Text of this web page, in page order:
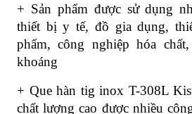
+ Sản phẩm được sử dụng
thiết bị y tế, đồ gia dụng,
phẩm, công nghiệp hóa
khoáng
+ Que hàn tig inox T-308L
chất lượng cao được nhiều